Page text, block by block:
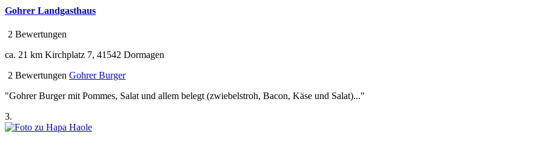
Gohrer Landgasthaus
2 Bewertungen
ca. 21 km Kirchplatz 7, 41542 Dormagen
2 Bewertungen Gohrer Burger
"Gohrer Burger mit Pommes, Salat und allem belegt (zwiebelstroh, Bacon, Käse und Salat)..."
3.